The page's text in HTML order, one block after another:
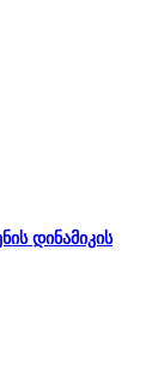
დინამიკის